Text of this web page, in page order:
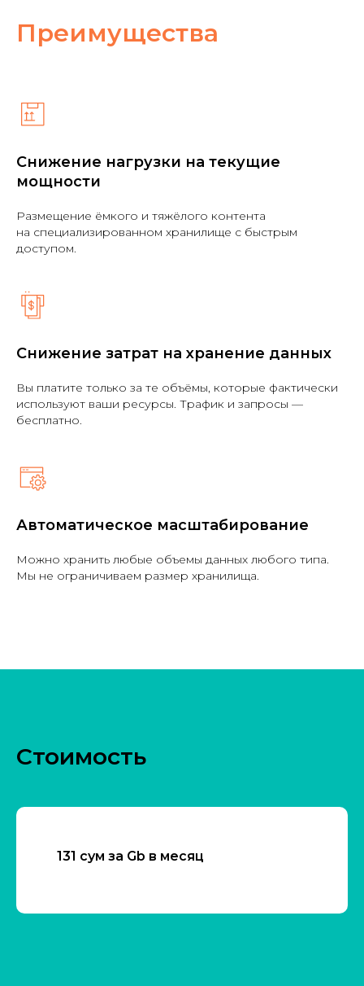
Преимущества
Снижение нагрузки на текущие
мощности
Размещение ёмкого и тяжёлого контента
на специализированном хранилище с быстрым
доступом.
Снижение затрат на хранение данных
Вы платите только за те объёмы, которые фактически
используют ваши ресурсы. Трафик и запросы —
бесплатно.
Автоматическое масштабирование
Можно хранить любые объемы данных любого типа.
Мы не ограничиваем размер хранилища.
Стоимость
131 сум за Gb в месяц